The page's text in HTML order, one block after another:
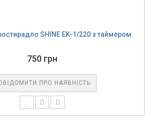
SHINE EK-1/220 з таймером
750 грн
ПРО НАЯВНІСТЬ